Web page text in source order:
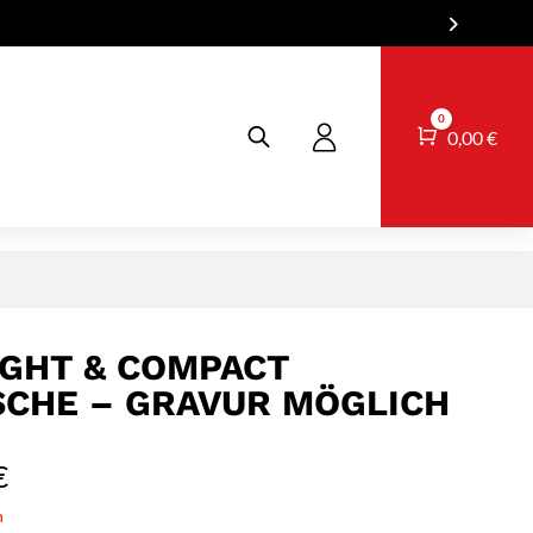
Warenkorb
0
0,00€
& COMPACT
– GRAVUR MÖGLICH